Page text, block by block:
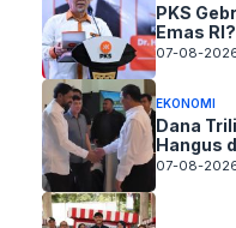
PKS
Emas RI?
07-08-
EKONOMI
Dana
Hangus
07-08-